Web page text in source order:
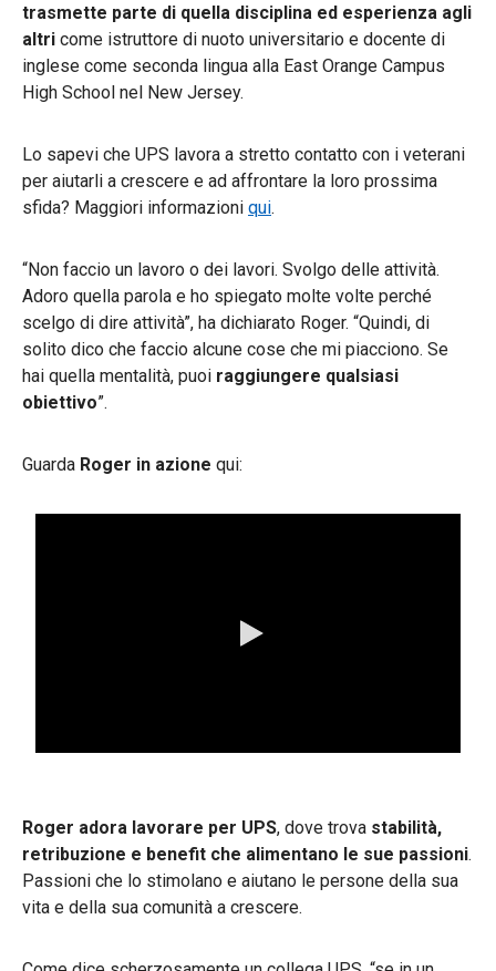
trasmette parte di quella disciplina ed esperienza agli
altri come istruttore di nuoto universitario e docente di
inglese come seconda lingua alla East Orange Campus
High School nel New Jersey.
Lo sapevi che UPS lavora a stretto contatto con i veterani
per aiutarli a crescere e ad affrontare la loro prossima
sfida? Maggiori informazioni qui.
“Non faccio un lavoro o dei lavori. Svolgo delle attività.
Adoro quella parola e ho spiegato molte volte perché
scelgo di dire attività”, ha dichiarato Roger. “Quindi, di
solito dico che faccio alcune cose che mi piacciono. Se
hai quella mentalità, puoi raggiungere qualsiasi
obiettivo”.
Guarda Roger in azione qui:
Roger adora lavorare per UPS, dove trova stabilità,
retribuzione e benefit che alimentano le sue passioni.
Passioni che lo stimolano e aiutano le persone della sua
vita e della sua comunità a crescere.